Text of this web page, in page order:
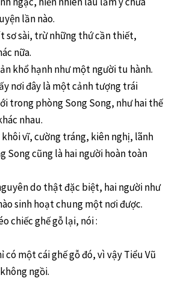
lần nào.
sơ sài, trừ những thứ cần thiết,
nữa.
khổ hạnh như một người tu hành.
nơi đây là một cảnh tượng trái
trong phòng Song Song, như hai thế
nhau.
vĩ, cường tráng, kiên nghị, lãnh
Song cũng là hai người hoàn toàn
do thật đặc biệt, hai người như
sinh hoạt chung một nơi được.
chiếc ghế gỗ lại, nói :
có một cái ghế gỗ đó, vì vậy Tiểu Vũ
ngồi.